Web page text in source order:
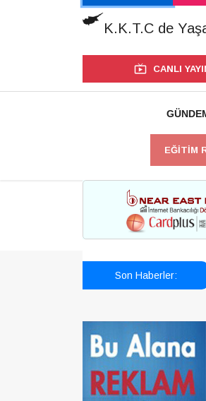
K.K.T.C de
CANLI
EĞİTİM
Son Haberler: